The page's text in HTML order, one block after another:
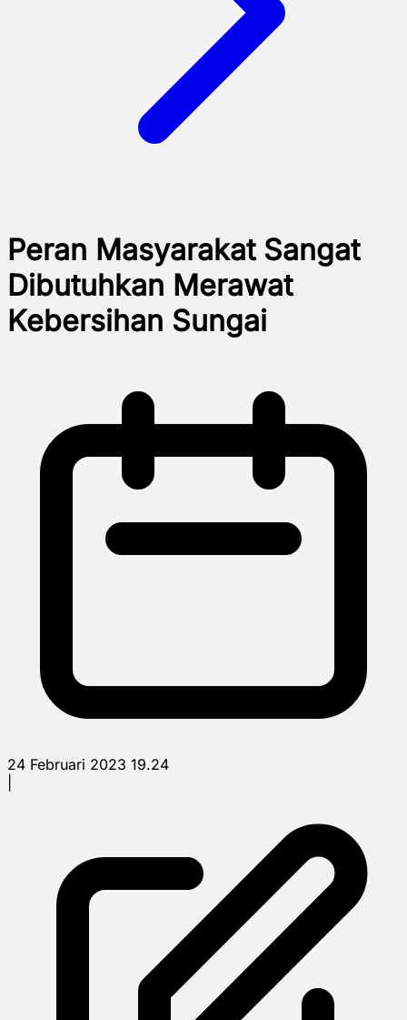
Peran Masyarakat Sangat
Dibutuhkan Merawat
Kebersihan Sungai
24 Februari 2023 19.24